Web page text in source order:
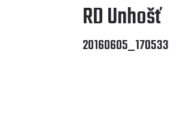
RD Unhošť
20160605_170533